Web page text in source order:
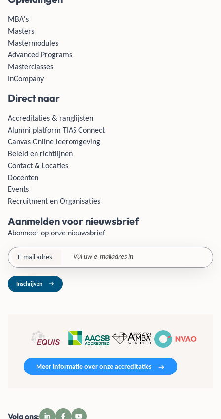
MBA's
Masters
Mastermodules
Advanced Programs
Masterclasses
InCompany
Direct naar
Accreditaties & ranglijsten
Alumni platform TIAS Connect
Canvas Online leeromgeving
Beleid en richtlijnen
Contact & Locaties
Docenten
Events
Recruitment en Organisaties
Aanmelden voor nieuwsbrief
Abonneer op onze nieuwsbrief
E-mail adres
Inschrijven
Meer informatie over onze accreditaties
Volg ons: